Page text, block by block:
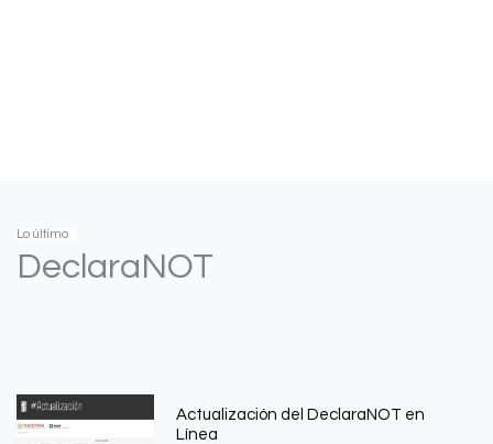
Lo último
DeclaraNOT
Actualización del DeclaraNOT en
Línea